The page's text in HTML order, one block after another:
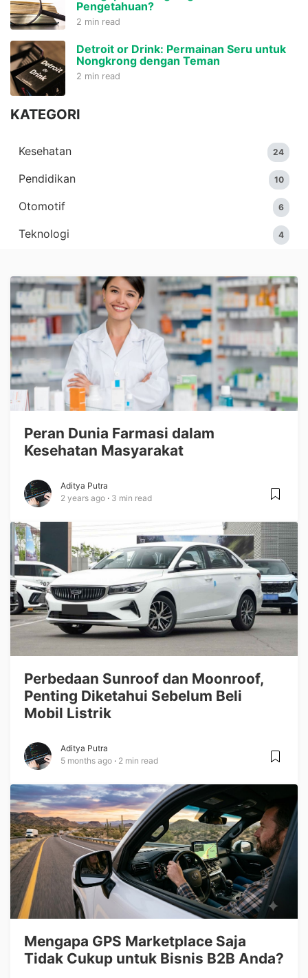
Pengetahuan?
2 min read
Detroit or Drink: Permainan Seru untuk
Nongkrong dengan Teman
2 min read
KATEGORI
Kesehatan 24
Pendidikan 10
Otomotif 6
Teknologi 4
Peran Dunia Farmasi dalam
Kesehatan Masyarakat
Aditya Putra
2 years ago
3 min read
Perbedaan Sunroof dan Moonroof,
Penting Diketahui Sebelum Beli
Mobil Listrik
Aditya Putra
5 months ago
2 min read
Mengapa GPS Marketplace Saja
Tidak Cukup untuk Bisnis B2B Anda?